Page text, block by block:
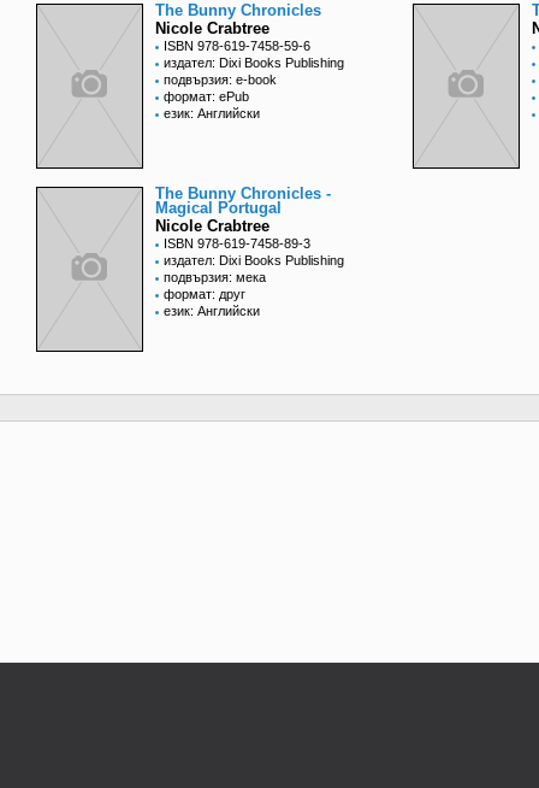
The Bunny Chronicles
Nicole Crabtree
ISBN 978-619-7458-59-6
издател: Dixi Books Publishing
подвързия: e-book
формат: ePub
език: Английски
The Bunny Chronicles -
Magical Portugal
Nicole Crabtree
ISBN 978-619-7458-89-3
издател: Dixi Books Publishing
подвързия: мека
формат: друг
език: Английски